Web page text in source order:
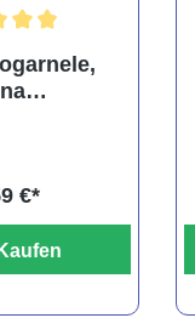
€*
Kaufen